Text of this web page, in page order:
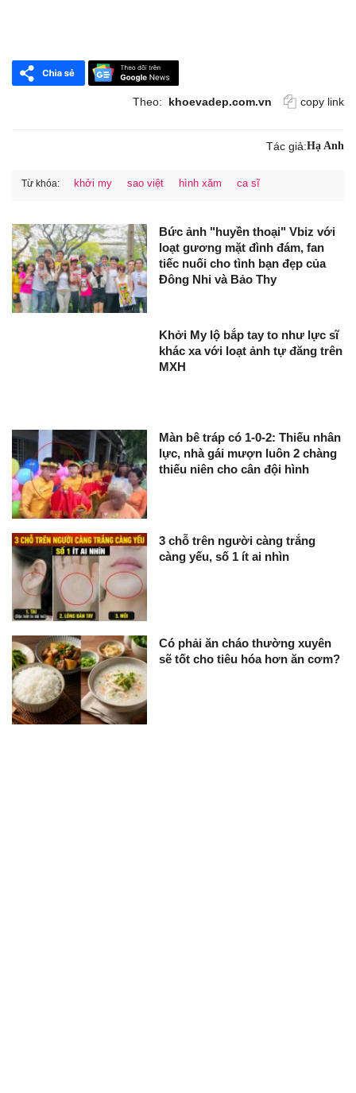
Theo: khoevadep.com.vn copy link
Tác giả:Hạ Anh
Từ khóa: khởi my sao việt hình xăm ca sĩ
Bức ảnh "huyền thoại" Vbiz với
loạt gương mặt đình đám, fan
tiếc nuối cho tình bạn đẹp của
Đông Nhi và Bảo Thy
Khởi My lộ bắp tay to như lực sĩ
khác xa với loạt ảnh tự đăng trên
MXH
Màn bê tráp có 1-0-2: Thiếu nhân
lực, nhà gái mượn luôn 2 chàng
thiếu niên cho cân đội hình
3 chỗ trên người càng trắng
càng yếu, số 1 ít ai nhìn
Có phải ăn cháo thường xuyên
sẽ tốt cho tiêu hóa hơn ăn cơm?